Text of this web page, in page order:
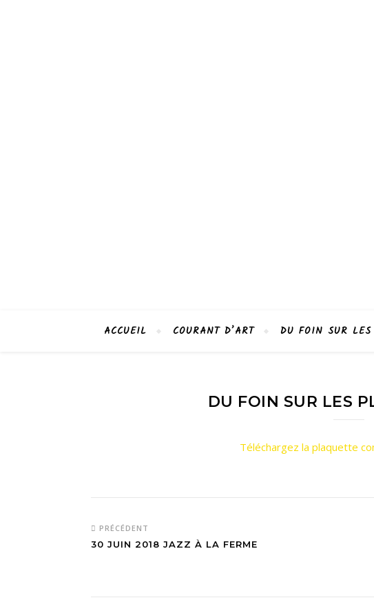
ACCUEIL COURANT D’ART DU FOIN SUR LES
DU FOIN SUR LES
Téléchargez la plaquette
PRÉCÉDENT
30 JUIN 2018 JAZZ À LA FERME